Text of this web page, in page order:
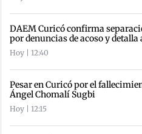
DAEM Curicó confirma
por denuncias de acoso y
Hoy | 12:40
Pesar en Curicó por el
Ángel Chomalí Sugbi
Hoy | 12:15